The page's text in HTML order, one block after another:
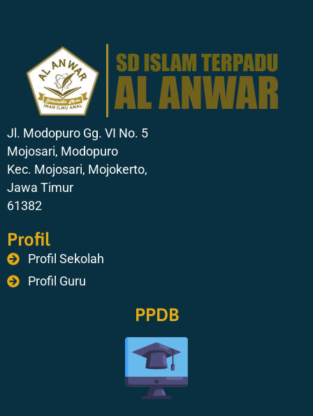
Jl. Modopuro Gg. VI No. 5
Mojosari, Modopuro
Kec. Mojosari, Mojokerto,
Jawa Timur
61382
Profil
Profil Sekolah
Profil Guru
PPDB